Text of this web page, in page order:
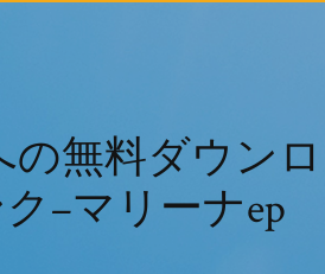
の無料ダウンロ
–マリーナep